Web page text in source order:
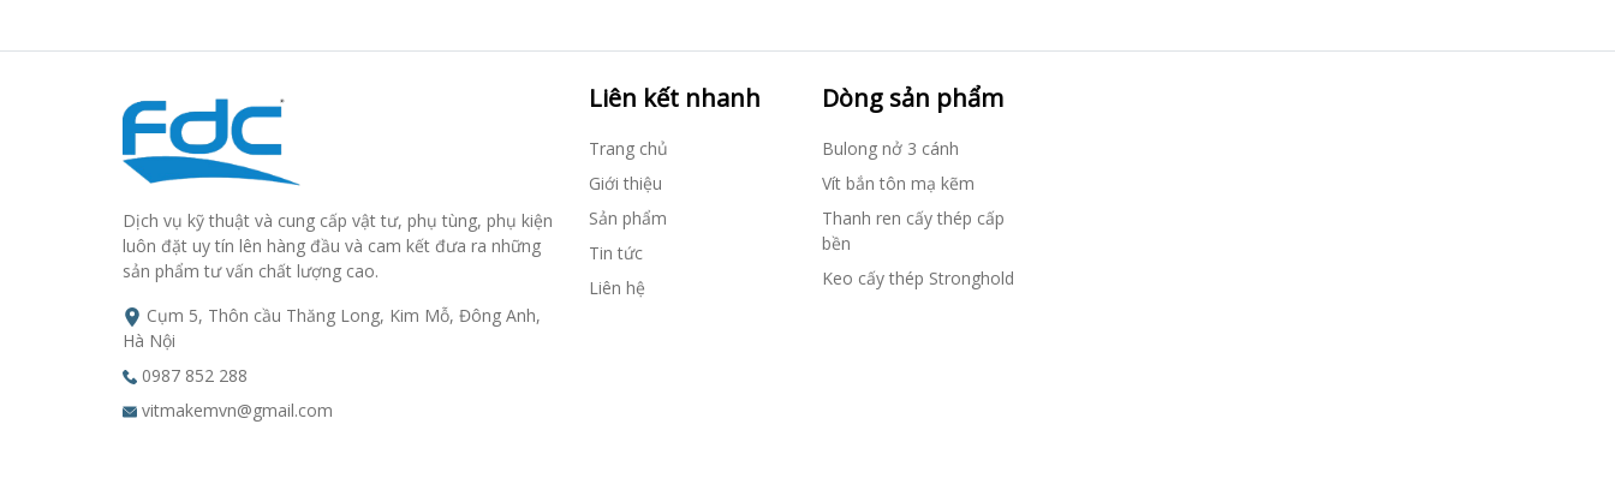
Dịch vụ kỹ thuật và cung cấp vật tư, phụ tùng, phụ kiện
luôn đặt uy tín lên hàng đầu và cam kết đưa ra những
sản phẩm tư vấn chất lượng cao.
Cụm 5, Thôn cầu Thăng Long, Kim Mỗ, Đông Anh,
Hà Nội
0987 852 288
vitmakemvn@gmail.com
Liên kết nhanh
Trang chủ
Giới thiệu
Sản phẩm
Tin tức
Liên hệ
Dòng sản phẩm
Bulong nở 3 cánh
Vít bắn tôn mạ kẽm
Thanh ren cấy thép cấp
bền
Keo cấy thép Stronghold